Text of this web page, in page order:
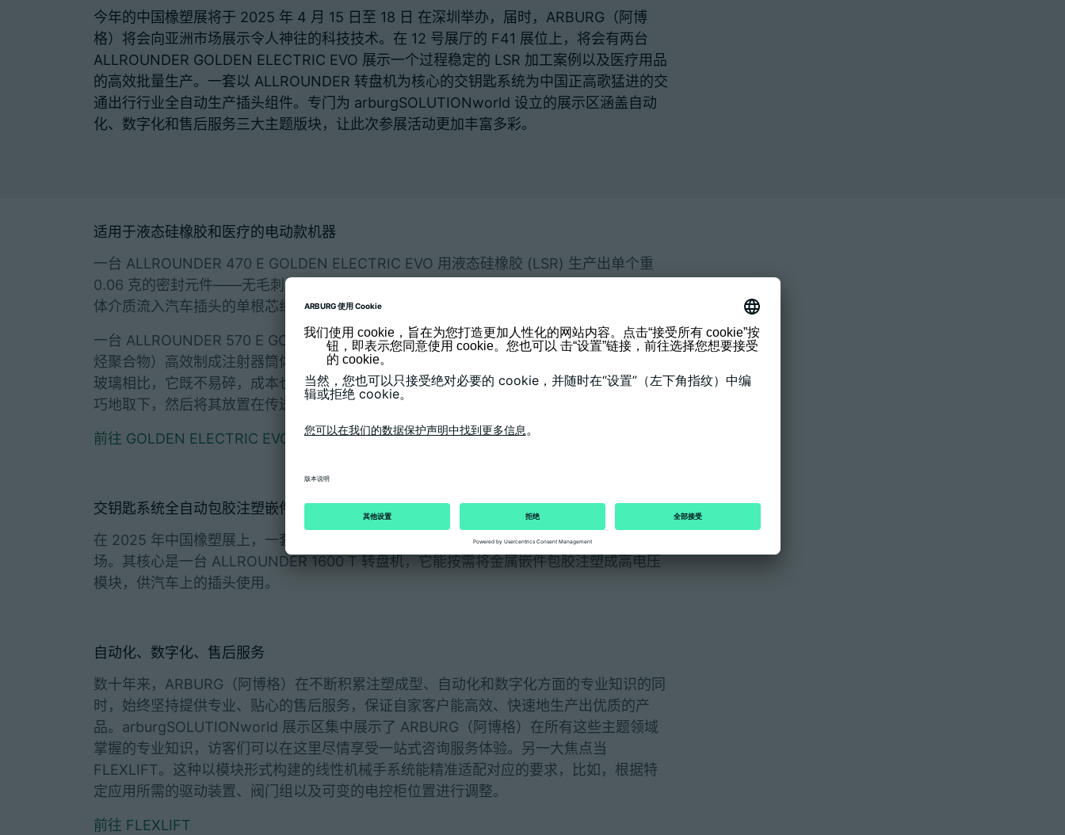
今年的中国橡塑展将于 2025 年 4 月 15 日至 18 日 在深圳举办，届时，ARBURG（阿博
格）将会向亚洲市场展示令人神往的科技技术。在 12 号展厅的 F41 展位上，将会有两台
ALLROUNDER GOLDEN ELECTRIC EVO 展示一个过程稳定的 LSR 加工案例以及医疗用品
的高效批量生产。一套以 ALLROUNDER 转盘机为核心的交钥匙系统为中国正高歌猛进的交
通出行行业全自动生产插头组件。专门为 arburgSOLUTIONworld 设立的展示区涵盖自动
化、数字化和售后服务三大主题版块，让此次参展活动更加丰富多彩。
适用于液态硅橡胶和医疗的电动款机器
一台 ALLROUNDER 470 E GOLDEN ELECTRIC EVO 用液态硅橡胶 (LSR) 生产出单个重
0.06 克的密封元件——无毛刺，注射精度可达到 0.01 毫米。这些 LSR 注塑件能有效避免液
体介质流入汽车插头的单根芯线中。
一台 ALLROUNDER 570 E GOLDEN ELECTRIC EVO 展示如何将玻璃替代材料 COP（环烯
烃聚合物）高效制成注射器筒体。COP 是一种透明材料，拥有媲美玻璃的阻隔性能，而且同
玻璃相比，它既不易碎，成本也更低。由一套 FLEXLIFT 10 线性机械手系统负责将注塑件轻
巧地取下，然后将其放置在传送带上。
前往 GOLDEN ELECTRIC EVO
交钥匙系统全自动包胶注塑嵌件
在 2025 年中国橡塑展上，一套专为交通出行行业设计的工艺精湛的交钥匙系统将会闪亮登
场。其核心是一台 ALLROUNDER 1600 T 转盘机，它能按需将金属嵌件包胶注塑成高电压
模块，供汽车上的插头使用。
自动化、数字化、售后服务
数十年来，ARBURG（阿博格）在不断积累注塑成型、自动化和数字化方面的专业知识的同
时，始终坚持提供专业、贴心的售后服务，保证自家客户能高效、快速地生产出优质的产
品。arburgSOLUTIONworld 展示区集中展示了 ARBURG（阿博格）在所有这些主题领域
掌握的专业知识，访客们可以在这里尽情享受一站式咨询服务体验。另一大焦点当
FLEXLIFT。这种以模块形式构建的线性机械手系统能精准适配对应的要求，比如，根据特
定应用所需的驱动装置、阀门组以及可变的电控柜位置进行调整。
前往 FLEXLIFT